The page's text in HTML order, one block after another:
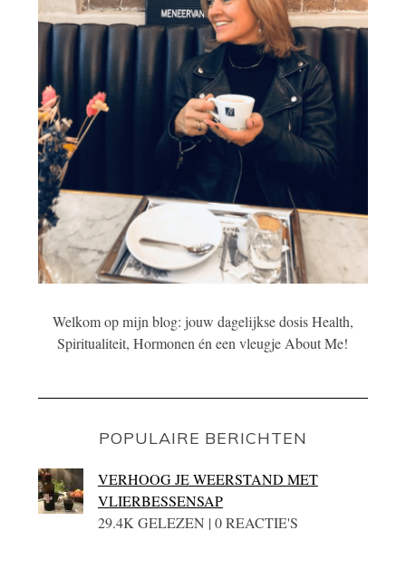
Welkom op mijn blog: jouw dagelijkse dosis Health,
Spiritualiteit, Hormonen én een vleugje About Me!
POPULAIRE BERICHTEN
VERHOOG JE WEERSTAND MET
VLIERBESSENSAP
29.4K GELEZEN | 0 REACTIE'S